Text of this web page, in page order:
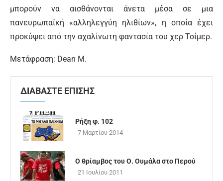
μπορούν να αισθάνονται άνετα μέσα σε μια
πανευρωπαϊκή «αλληλεγγύη ηλιθίων», η οποία έχει
προκύψει από την αχαλίνωτη φαντασία του χερ Τσίμερ.
Μετάφραση: Dean M.
ΔΙΑΒΑΣΤΕ ΕΠΙΣΗΣ
Ρήξη φ. 102
7 Μαρτίου 2014
Ο θρίαμβος του Ο. Ουμάλα στο Περού
21 Ιουλίου 2011